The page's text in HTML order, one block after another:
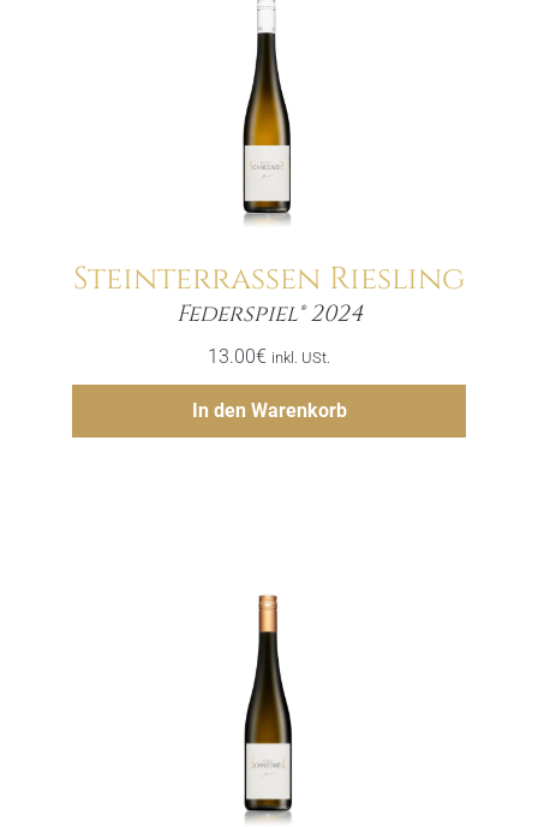
Steinterrassen Riesling
Federspiel® 2024
13.00€ inkl. USt.
In den Warenkorb
Menge
Hinzufügen